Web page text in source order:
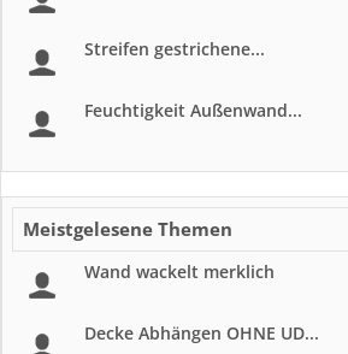
Streifen gestrichene...
Feuchtigkeit Außenwand...
Meistgelesene Themen
Wand wackelt merklich
Decke Abhängen OHNE UD...